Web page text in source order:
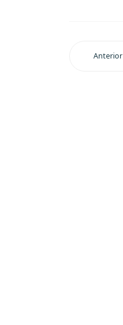
Anterior